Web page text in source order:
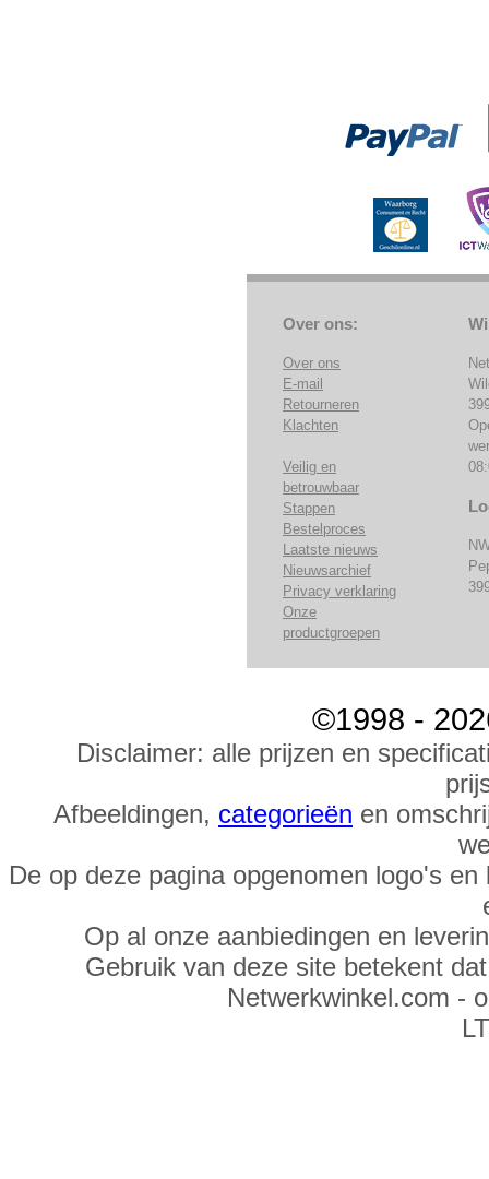
Over ons:
Over ons
E-mail
Retourneren
Klachten
Veilig en
betrouwbaar
Stappen
Bestelproces
Laatste nieuws
Nieuwsarchief
Privacy verklaring
Onze
productgroepen
©1998 -
Disclaimer: alle prijzen en
Afbeeldingen, categorieën en
De op deze pagina opgenomen logo's
Op al onze aanbiedingen en
Gebruik van deze site betekent
Netwerkwinkel.com -